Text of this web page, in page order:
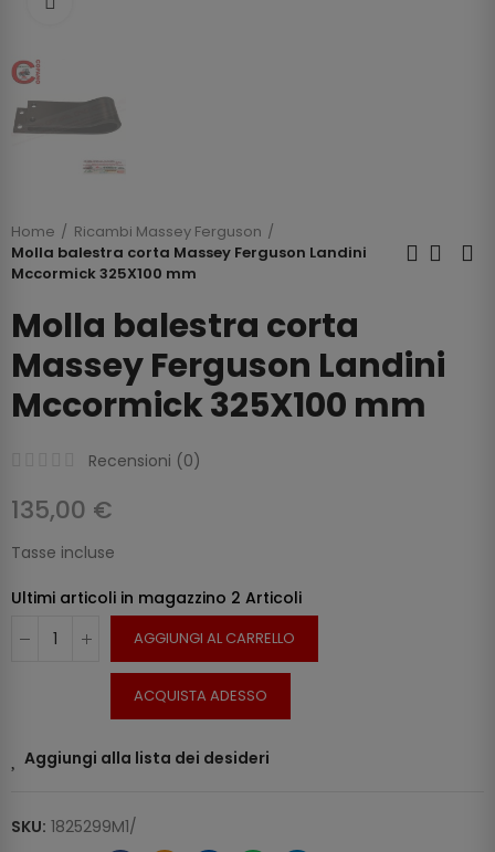
Home
Ricambi Massey Ferguson
Molla balestra corta Massey Ferguson Landini
Mccormick 325X100 mm
Molla balestra corta
Massey Ferguson Landini
Mccormick 325X100 mm
Recensioni (0)
135,00 €
Tasse incluse
Ultimi articoli in magazzino 2 Articoli
AGGIUNGI AL CARRELLO
ACQUISTA ADESSO
Aggiungi alla lista dei desideri
SKU: 1825299M1/